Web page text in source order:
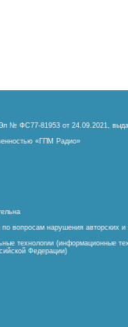
№ ФС77-81953 от 24.09.2021,
«ГПМ Радио»
по вопросам нарушения авторских
технологии (информационные
Федерации)